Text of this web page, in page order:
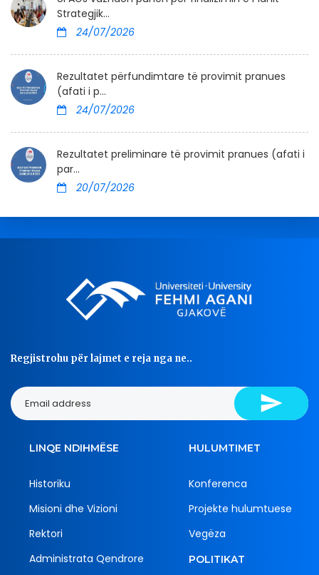
Strategjik...
24/07/2026
Rezultatet përfundimtare të provimit pranues
(afati i p...
24/07/2026
Rezultatet preliminare të provimit pranues (afati i
par...
20/07/2026
Regjistrohu për lajmet e reja nga ne..
LINQE NDIHMËSE
Historiku
Misioni dhe Vizioni
Rektori
Administrata Qendrore
HULUMTIMET
Konferenca
Projekte hulumtuese
Vegëza
POLITIKAT